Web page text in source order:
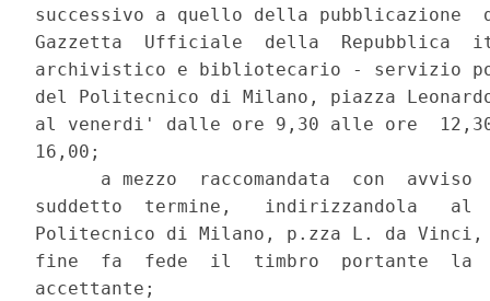
successivo a quello della pubblicazione
Gazzetta  Ufficiale  della  Repubblica
archivistico e bibliotecario - servizio
del Politecnico di Milano, piazza
al venerdi' dalle ore 9,30 alle ore
16,00;
a mezzo  raccomandata  con  avviso
suddetto  termine,   indirizzandola
Politecnico di Milano, p.zza L. da
fine  fa  fede  il  timbro  portante  la
accettante;